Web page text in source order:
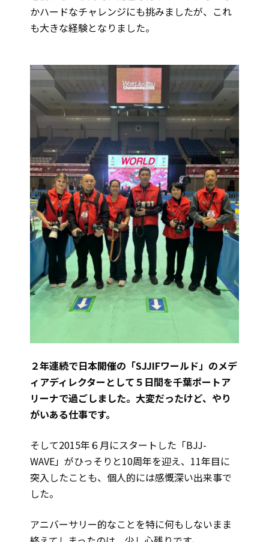
かハードなチャレンジにも挑みましたが、これ
も大きな経験となりました。
２年連続で日本開催の「SJJIFワールド」のメデ
ィアディレクターとして５日間を千葉ポートア
リーナで過ごしました。大変だったけど、やり
がいある仕事です。
そして2015年６月にスタートした「BJJ-
WAVE」がひっそりと10周年を迎え、11年目に
突入したことも、個人的には感慨深い出来事で
した。
アニバーサリー的なことを特に何もしないまま